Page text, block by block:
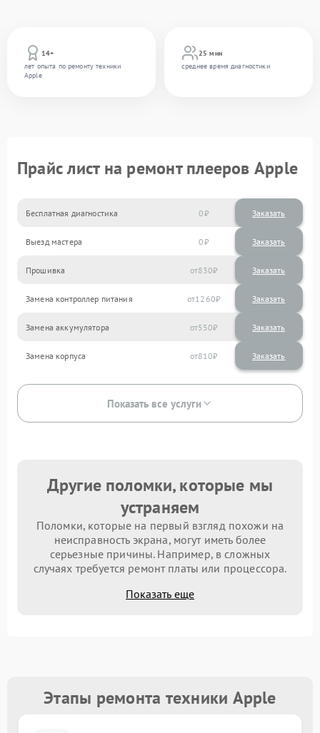
14+
лет опыта по ремонту техники
Apple
25 мин
среднее время диагностики
Прайс лист на ремонт плееров Apple
Бесплатная диагностика 0 Заказать
Выезд мастера 0 Заказать
Прошивка 830
Замена контроллер питания 1260
Замена аккумулятора 550
Замена корпуса 810
Показать все услуги
Другие поломки, которые мы
устраняем
Поломки, которые на первый взгляд похожи на
неисправность экрана, могут иметь более
серьезные причины. Например, в сложных
случаях требуется ремонт платы или процессора.
Показать еще
Этапы ремонта техники Apple